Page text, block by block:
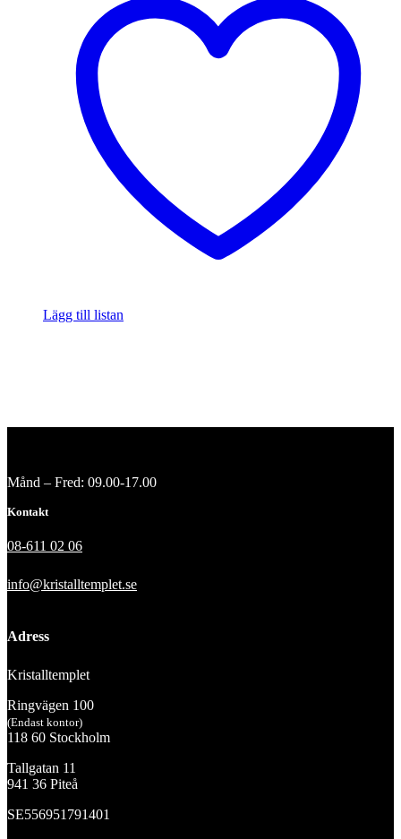
Lägg till listan
Månd – Fred: 09.00-17.00
Kontakt
08-611 02 06
info@kristalltemplet.se
Adress
Kristalltemplet
Ringvägen 100
(Endast kontor)
118 60 Stockholm
Tallgatan 11
941 36 Piteå
SE556951791401